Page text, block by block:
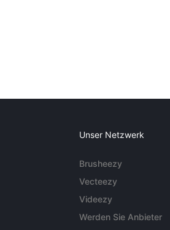
Unser Netzwerk
Brusheezy
Vecteezy
Videezy
Werden Sie Anbieter